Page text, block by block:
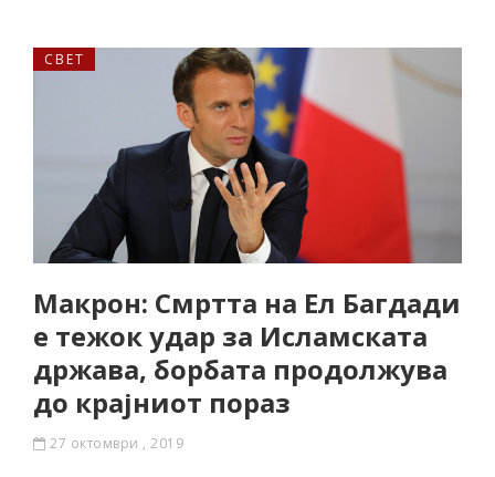
СВЕТ
Макрон: Смртта на Ел Багдади
е тежок удар за Исламската
држава, борбата продолжува
до крајниот пораз
27 октомври , 2019